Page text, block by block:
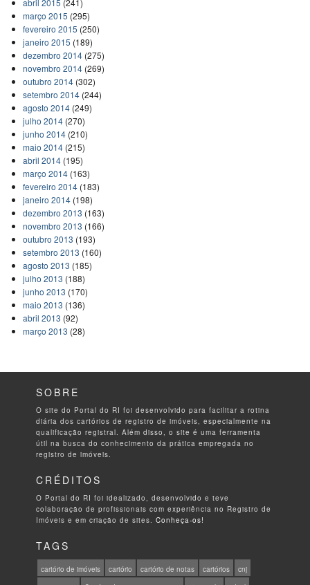
abril 2015 (241)
março 2015 (295)
fevereiro 2015 (250)
janeiro 2015 (189)
dezembro 2014(275)
novembro 2014(269)
outubro 2014(302)
setembro 2014(244)
agosto 2014(249)
julho 2014(270)
junho 2014(210)
maio 2014(215)
abril 2014(195)
março 2014(163)
fevereiro 2014(183)
janeiro 2014(198)
dezembro 2013 (163)
novembro 2013 (166)
outubro 2013 (193)
setembro 2013 (160)
agosto 2013 (185)
julho 2013 (188)
junho 2013 (170)
maio 2013 (136)
abril 2013 (92)
março 2013 (28)
SOBRE
O site do Portal do RI foi desenvolvido para facilitar a rotina
diária dos cartórios de registro de imóveis, especialmente na
qualificação registral. Além disso, o site é uma ferramenta
útil na busca do conhecimento da prática empregada no
registro de imóveis.
CRÉDITOS
O Portal do RI foi idealizado, desenvolvido e teve
colaboração de profissionais com experiência no Registro de
Imóveis e em criação de sites.Conheça-os!
TAGS
cartório de imóveis cartório cartório de notas cartórios
cnj